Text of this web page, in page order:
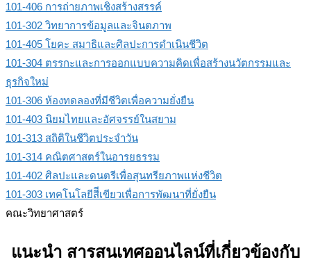
101-406 การถ่ายภาพเชิงสร้างสรรค์
101-302 วิทยาการข้อมูลและจินตภาพ
101-405 โยคะ สมาธิและศิลปะการดําเนินชีวิต
101-304 ตรรกะและการออกแบบความคิดเพื่อสร้างนวัตกรรมและ
ธุรกิจใหม่
101-306 ห้องทดลองที่มีชีวิตเพื่อความยั่งยืน
101-403 นิยมไทยและอัศจรรย์ในสยาม
101-313 สถิติในชีวิตประจําวัน
101-314 คณิตศาสตร์ในอารยธรรม
101-402 ศิลปะและดนตรีเพื่อสุนทรียภาพแห่งชีวิต
101-303 เทคโนโลยีสีีเขียวเพื่อการพัฒนาที่ยั่งยืน
คณะวิทยาศาสตร์
แนะนำ สารสนเทศออนไลน์ที่เกี่ยวข้องกับ